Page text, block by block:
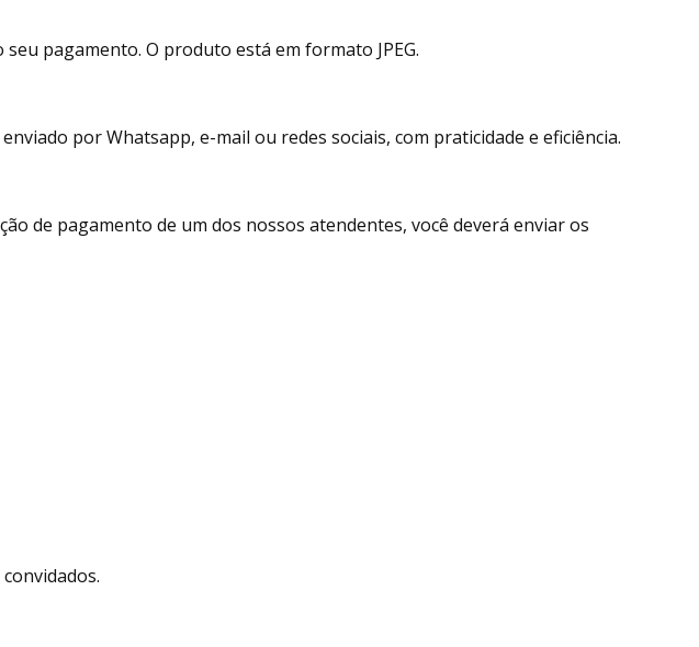
pagamento. O produto está em formato JPEG.
por Whatsapp, e-mail ou redes sociais, com praticidade e eficiência.
de pagamento de um dos nossos atendentes, você deverá enviar os